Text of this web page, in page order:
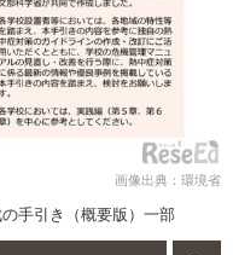
画像出典：環境省
手引き（概要版）一部